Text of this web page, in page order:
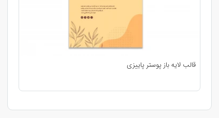
قالب لایه باز پوستر پاییزی